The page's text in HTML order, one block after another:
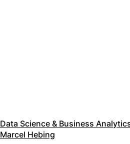
Data Science & Business
Marcel Hebing